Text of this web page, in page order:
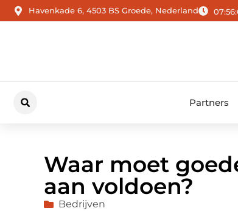
Havenkade 6, 4503 BS Groede, Nederland
Partners
Waar moet
aan voldoen?
Bedrijven